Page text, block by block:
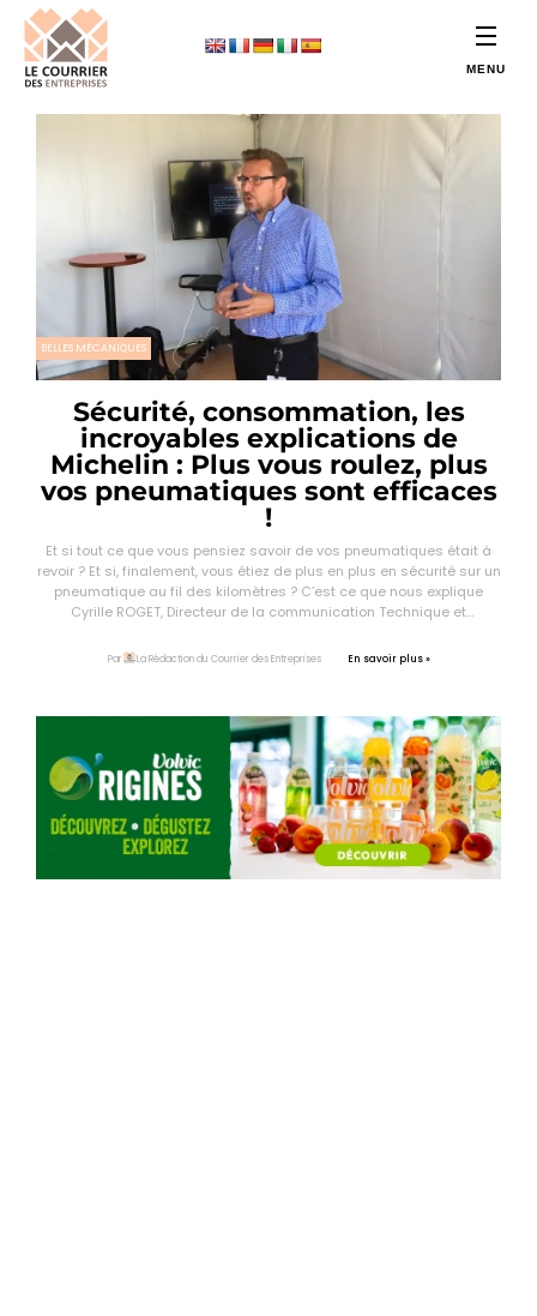
BELLES MÉCANIQUES
Sécurité, consommation, les
incroyables explications de
Michelin : Plus vous roulez, plus
vos pneumatiques sont efficaces
!
Et si tout ce que vous pensiez savoir de vos pneumatiques était à
revoir ? Et si, finalement, vous étiez de plus en plus en sécurité sur un
pneumatique au fil des kilomètres ? C’est ce que nous explique
Cyrille ROGET, Directeur de la communication Technique et
Par La Rédaction du Courrier des Entreprises En savoir plus »